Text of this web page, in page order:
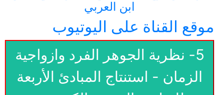
ابن العربي
موقع القناة على اليوتيوب
5- نظرية الجوهر الفرد وازواجية
الزمان - استنتاج المبادئ الأربعة